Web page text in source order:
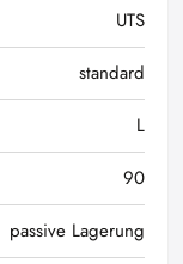
UTS
standard
L
90
passive Lagerung